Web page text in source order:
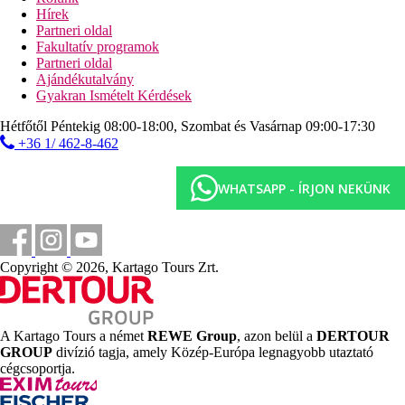
Jégkrém
A fo étteremben hagyományos görög ételeket fogyaszthat,
valamint felfrissülhet egy tipikus tavernában vagy egy
tengerparti bárban.
Szolgáltatások
Ingyenes szolgáltatások
Napozóágyak és napernyok a medence mellett
Nyugágyak és napernyok a strandon, all inclusive
Sportolási lehetoségek: teniszpálya, minigolf, minifoci,
strandröplabda
TV szoba
Parkolás
Nemzetközi animációs program
Szolgáltatások térítés ellenében
Biliárd
Lovaglás, körülbelül három kilométerre a szállodától
Hírek
Partneri oldal
Fakultatív programok
Partneri oldal
Ajándékutalvány
Gyakran Ismételt Kérdések
Hétfőtől Péntekig 08:00-18:00, Szombat és Vasárnap 09:00-17:30
+36 1/ 462-8-462
WHATSAPP - ÍRJON NEKÜNK
Copyright © 2026, Kartago Tours Zrt.
A Kartago Tours a német REWE Group, azon belül a DERTOUR
GROUP divízió tagja, amely Közép-Európa legnagyobb utaztató
cégcsoportja.